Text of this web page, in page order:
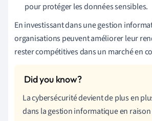
pour protéger les données sensibles.
En investissant dans une gestion
organisations peuvent améliorer leur
rester compétitives dans un marché en
La cybersécurité devient de plus en
dans la gestion informatique en